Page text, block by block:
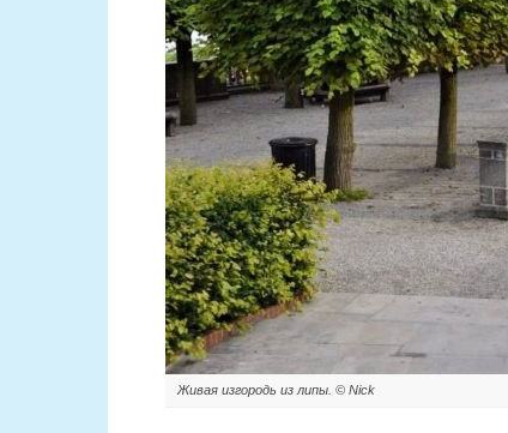
Живая изгородь из липы. © Nick